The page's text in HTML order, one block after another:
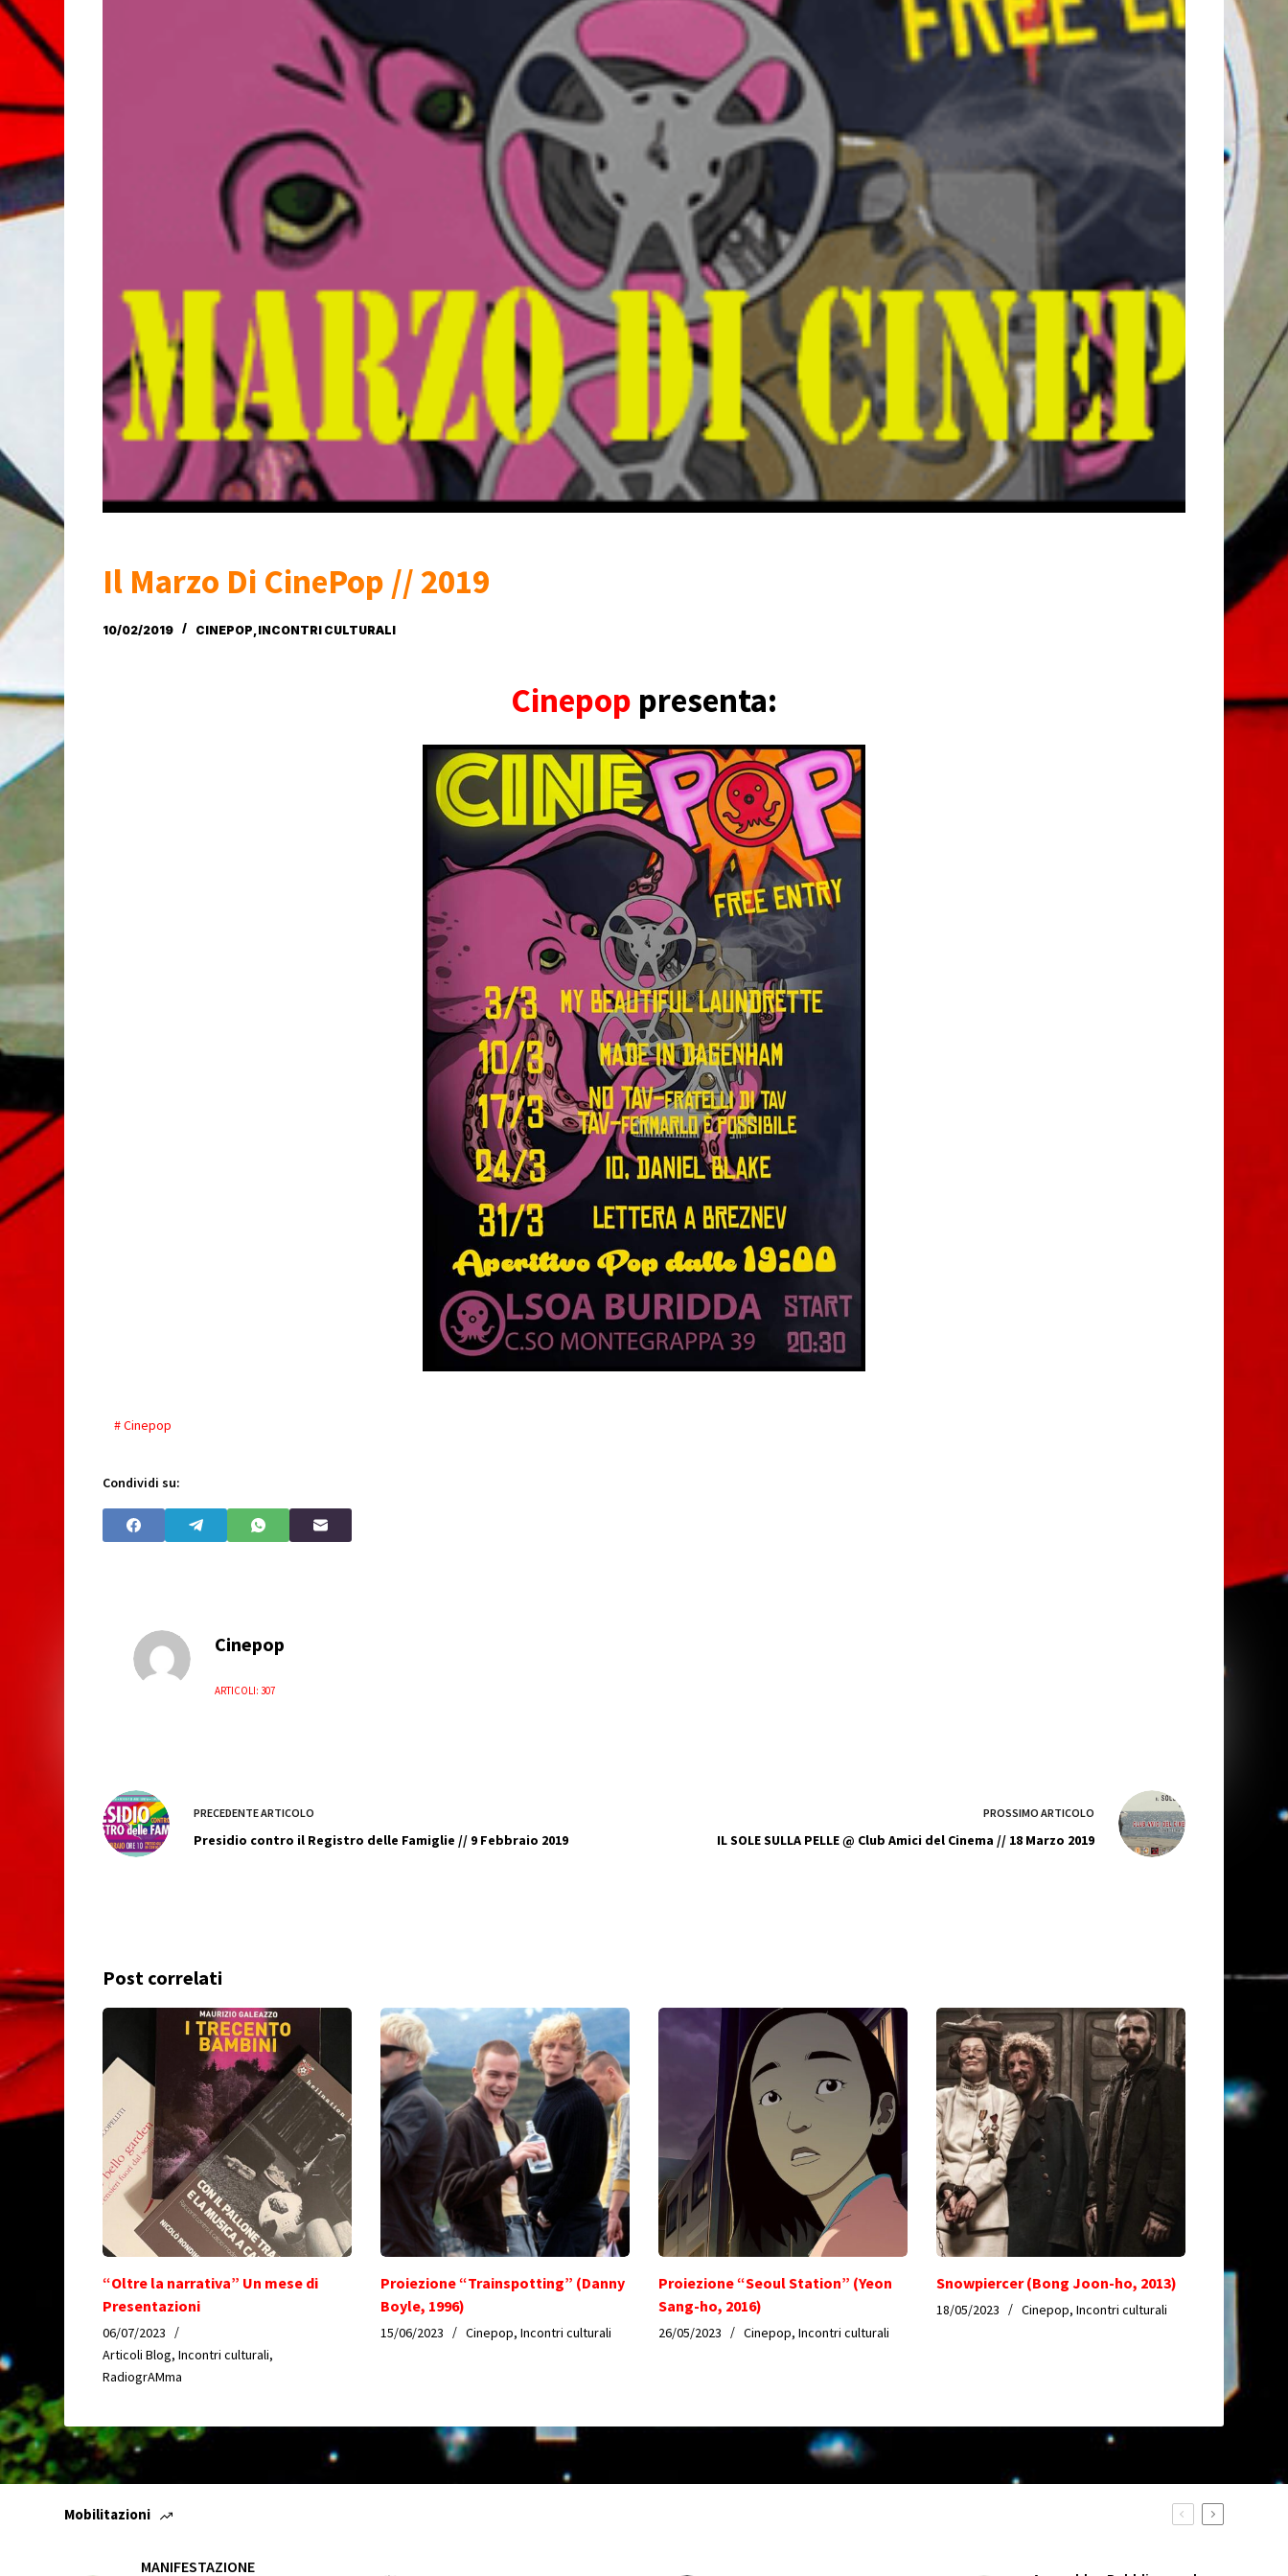
Il Marzo Di CinePop // 2019
10/02/2019 CINEPOP INCONTRI CULTURALI
Cinepop presenta:
# Cinepop
Condividi su:
Cinepop
ARTICOLI: 307
PRECEDENTEARTICOLO
Presidio contro il Registro delle Famiglie // 9 Febbraio 2019
PROSSIMO ARTICOLO
IL SOLE SULLA PELLE @ Club Amici del Cinema // 18 Marzo 2019
Post correlati
“Oltre la narrativa” Un mese di
Presentazioni
06/07/2023
Articoli Blog,Incontri culturali,
RadiogrAMma
Proiezione “Trainspotting” (Danny
Boyle, 1996)
15/06/2023 Cinepop,Incontri culturali
Proiezione “Seoul Station” (Yeon
Sang-ho, 2016)
26/05/2023 Cinepop, Incontri culturali
Snowpiercer (Bong Joon-ho, 2013)
18/05/2023 Cinepop, Incontri culturali
Mobilitazioni
MANIFESTAZIONE